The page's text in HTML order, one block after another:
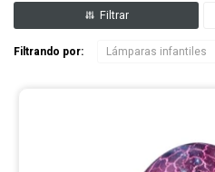
Filtrando por: Lámparas infantiles
Conexiones